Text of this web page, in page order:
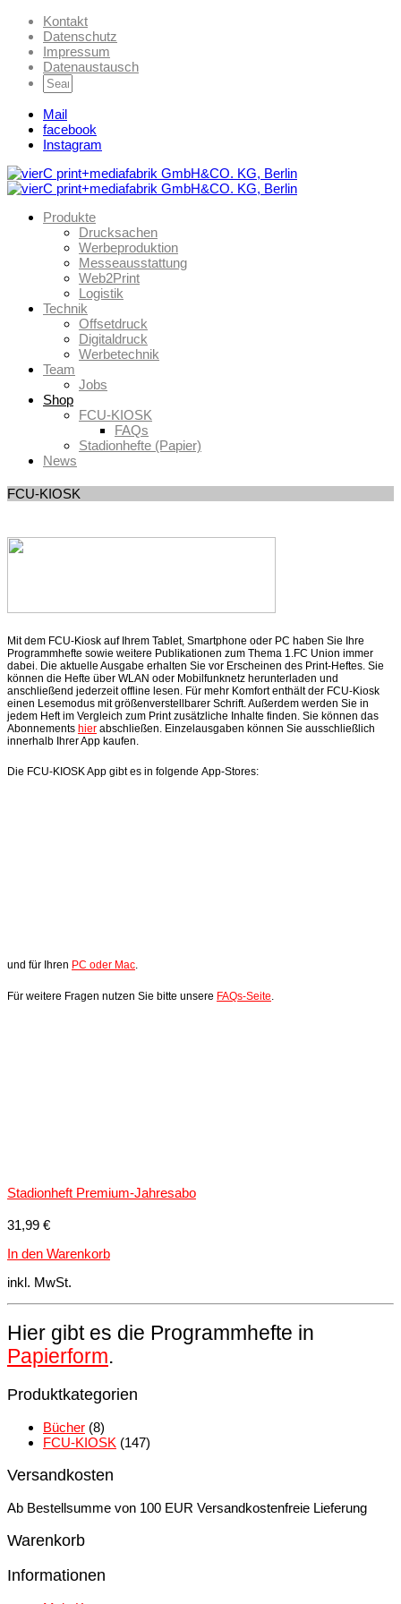
Kontakt
Datenschutz
Impressum
Datenaustausch
Mail
facebook
Instagram
Produkte
Drucksachen
Werbeproduktion
Messeausstattung
Web2Print
Logistik
Technik
Offsetdruck
Digitaldruck
Werbetechnik
Team
Jobs
Shop
FCU-KIOSK
FAQs
Stadionhefte (Papier)
News
FCU-KIOSK
Mit dem FCU-Kiosk auf Ihrem Tablet, Smartphone oder PC haben Sie Ihre
Programmhefte sowie weitere Publikationen zum Thema 1.FC Union immer
dabei. Die aktuelle Ausgabe erhalten Sie vor Erscheinen des Print-Heftes. Sie
können die Hefte über WLAN oder Mobilfunknetz herunterladen und
anschließend jederzeit offline lesen. Für mehr Komfort enthält der FCU-Kiosk
einen Lesemodus mit größenverstellbarer Schrift. Außerdem werden Sie in
jedem Heft im Vergleich zum Print zusätzliche Inhalte finden. Sie können das
Abonnements hier abschließen. Einzelausgaben können Sie ausschließlich
innerhalb Ihrer App kaufen.
Die FCU-KIOSK App gibt es in folgende App-Stores:
und für Ihren PC oder Mac.
Für weitere Fragen nutzen Sie bitte unsere FAQs-Seite
Stadionheft Premium-Jahresabo
31,99 €
In den Warenkorb
inkl. MwSt.
Hier gibt es die Programmhefte in
Papierform.
Produktkategorien
Bücher (8)
FCU-KIOSK (147)
Versandkosten
Ab Bestellsumme von 100 EUR Versandkostenfreie Lieferung
Warenkorb
Informationen